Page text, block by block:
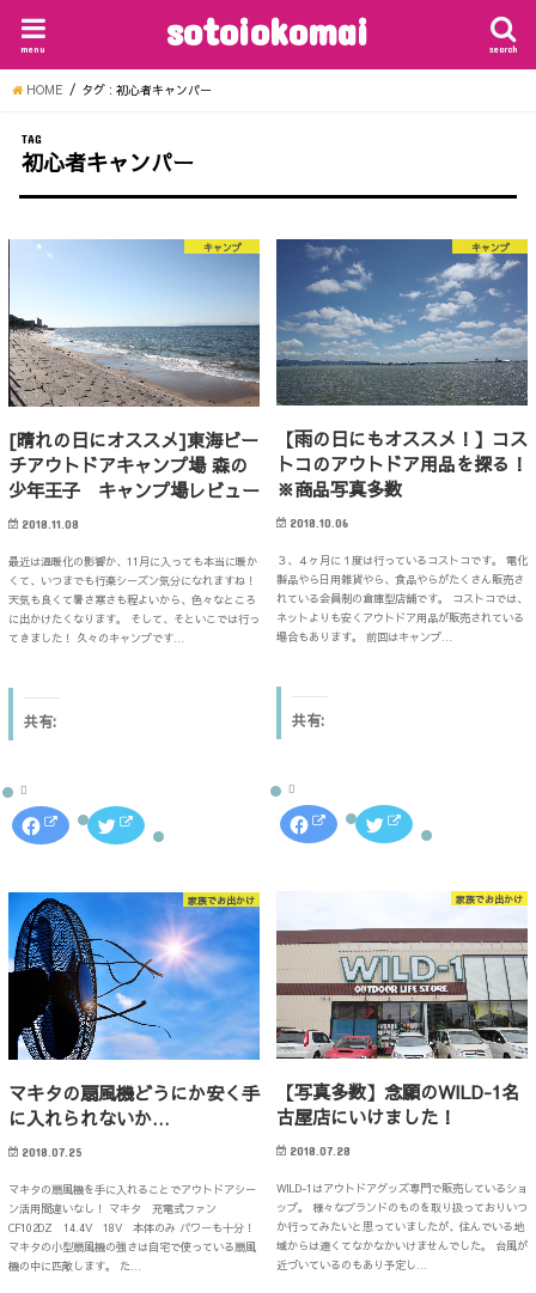
sotoiokomai search
menu
HOME タグ : 初心者キャンパー
TAG
初心者キャンパー
キャンプ
[晴れの日にオススメ]東海ビー
チアウトドアキャンプ場 森の
少年王子 キャンプ場レビュー
2018.11.08
最近は温暖化の影響か、11月に入っても本当に暖か
くて、いつまでも行楽シーズン気分になれますね！
天気も良くて暑さ寒さも程よいから、色々なところ
に出かけたくなります。 そして、そといこでは行っ
てきました！ 久々のキャンプです…
共有:
F
c
o
o
k
で
共
有
す
る
に
は
ク
リ
ッ
し
て
く
さ
新
し
い
ウ
ィ
ン
ク
ッ
て
i
t
t
e
r
で
共
有
新
い
ウ
ィ
で
開
き
ま
す
)
キャンプ
【雨の日にもオススメ！】コス
トコのアウトドア用品を探る！
※商品写真多数
2018.10.06
３、４ヶ月に１度は行っているコストコです。 電化
製品やら日用雑貨やら、食品やらがたくさん販売さ
れている会員制の倉庫型店舗です。 コストコでは、
ネットよりも安くアウトドア用品が販売されている
場合もあります。 前回はキャンプ…
共有:
F
c
で
共
る
に
ク
リ
ッ
ク
し
て
く
さ
新
し
い
ウ
ィ
ン
ク
ッ
i
t
t
e
r
で
共
有
(
新
い
ウ
ィ
で
開
き
ま
す
)
家族でお出かけ
【写真多数】念願のWILD-1名
古屋店にいけました！
2018.07.28
WILD-1はアウトドアグッズ専門で販売しているショ
ップ。 様々なブランドのものを取り扱っておりいつ
か行ってみたいと思っていましたが、住んでいる地
域からは遠くてなかなかいけませんでした。 台風が
近づいているのもあり予定し…
家族でお出かけ
マキタの扇風機どうにか安く手
に入れられないか…
2018.07.25
マキタの扇風機を手に入れることでアウトドアシー
ン活用間違いなし！ マキタ 充電式ファン
CF102DZ 14.4V 18V 本体のみ パワーも十分！
マキタの小型扇風機の強さは自宅で使っている扇風
機の中に匹敵します。 た…